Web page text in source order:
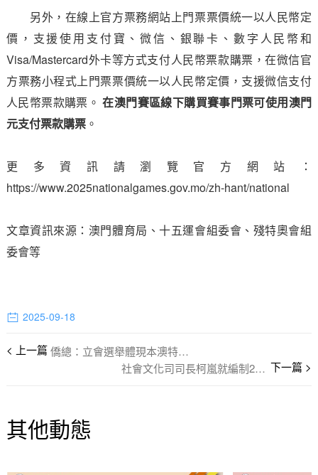
另外，在線上官方票務網站上門票票價統一以人民幣定
價，支援使用支付寶、微信、銀聯卡、數字人民幣和
Visa/Mastercard外卡等方式支付人民幣票款購票，在微信官
方票務小程式上門票票價統一以人民幣定價，支援微信支付
人民幣票款購票。在澳門賽區線下購買賽事門票可使用澳門
元支付票款購票。
更多資訊請瀏覽官方網站：
https://www.2025nationalgames.gov.mo/zh-hant/national
文章資訊來源：澳門體育局、十五運會組委會、殘特奧會組
委會等
2025-09-18
僑總：立會選舉體現本澳特色選制優越性
社會文化司司長柯嵐就編制2026年度施政方針聽取歸僑總會意見
其他動態